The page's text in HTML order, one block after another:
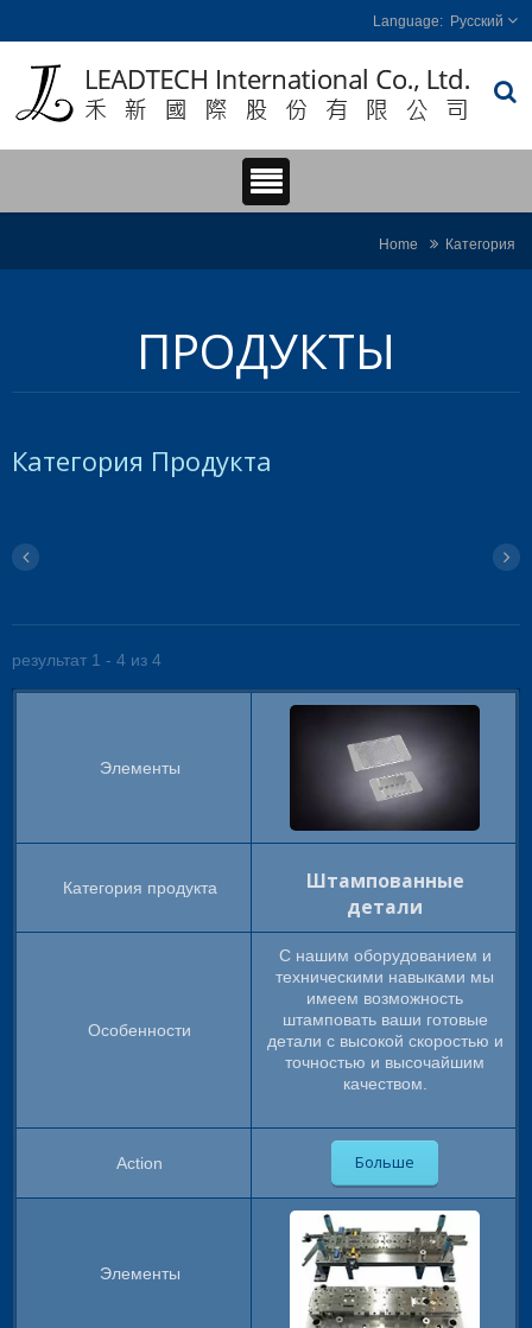
Русский
Home Категория
ПРОДУКТЫ
Категория Продукта
результат 1 - 4 из 4
Штампованные
детали
С нашим оборудованием и
техническими навыками мы
имеем возможность
штамповать ваши готовые
детали с высокой скоростью и
точностью и высочайшим
качеством.
Больше